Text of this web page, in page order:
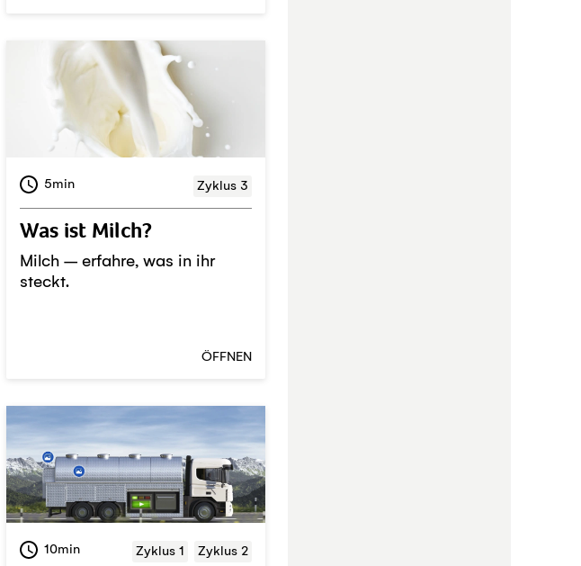
5min Zyklus 3
Was ist Milch?
Milch – erfahre, was in ihr
steckt.
ÖFFNEN
10min Zyklus 1 Zyklus 2